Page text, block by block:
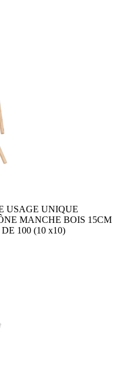
USAGE UNIQUE
MANCHE BOIS 15CM
100 (10 x10)